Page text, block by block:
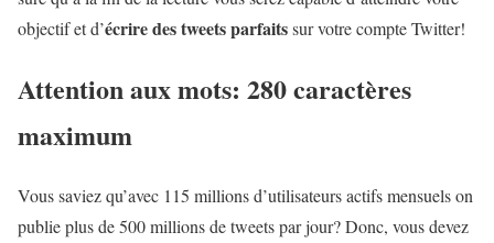
objectif et d’écrire des tweets parfaitssur votre compte Twitter!
Attention aux mots: 280 caractères
maximum
Vous saviez qu’avec 115 millions d’utilisateurs actifs mensuels on
publie plus de 500 millions de tweets par jour? Donc, vous devez